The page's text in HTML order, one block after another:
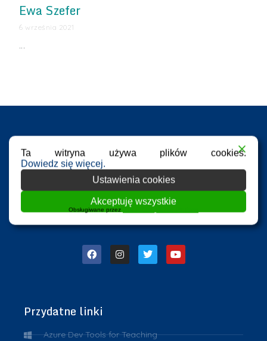
Ewa Szefer
6 września 2021
…
Przydatne linki
Azure Dev Tools for Teaching
Ta witryna używa plików cookies.
Dowiedz się więcej.
Ustawienia cookies
Akceptuję wszystkie
Obsługiwane przez WPLP Compliance Platform